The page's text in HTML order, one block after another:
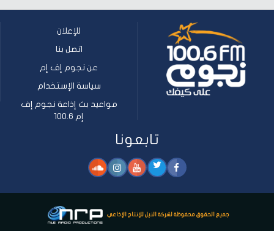
للإعلان
اتصل بنا
عن نجوم إف إم
سياسة الإستخدام
مواعيد بث إذاعة نجوم إف
إم 100.6
تابعونا
جميع الحقوق محفوظة لشركة النيل للإنتاج الإذاعي